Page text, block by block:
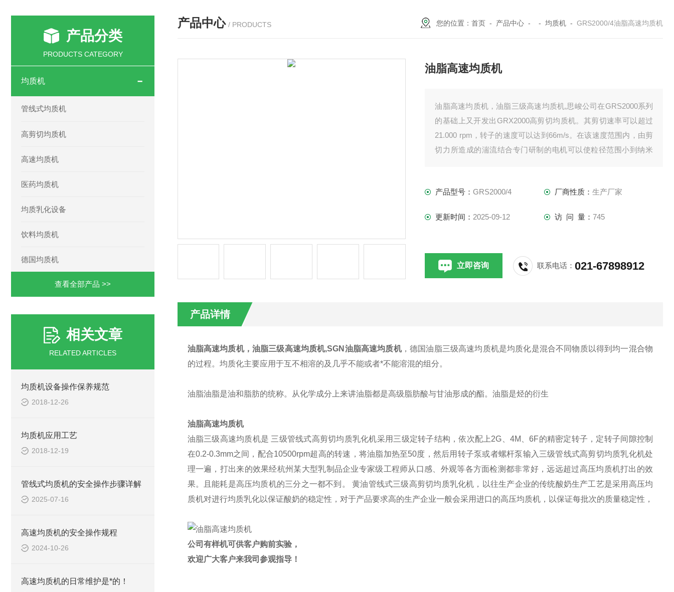
产品分类
PRODUCTS CATEGORY
均质机
管线式均质机
高剪切均质机
高速均质机
医药均质机
均质乳化设备
饮料均质机
德国均质机
查看全部产品 >>
相关文章
RELATED ARTICLES
均质机设备操作保养规范
2018-12-26
均质机应用工艺
2018-12-19
管线式均质机的安全操作步骤详解
2025-07-16
高速均质机的安全操作规程
2024-10-26
高速均质机的日常维护是*的！
产品中心 / PRODUCTS 您的位置： 首页 - 产品中心 - - 均质机 - GRS2000/4油脂高速均质机
油脂高速均质机
油脂高速均质机，油脂三级高速均质机,思峻公司在GRS2000系列
的基础上又开发出GRX2000高剪切均质机。其剪切速率可以超过
21.000 rpm，转子的速度可以达到66m/s。在该速度范围内，由剪
切力所造成的湍流结合专门研制的电机可以使粒径范围小到纳米
产品型号：GRS2000/4 厂商性质： 生产厂家
更新时间： 2025-09-12 访 问 量： 745
立即咨询 联系电话：021-67898912
产品详情
油脂高速均质机，油脂三级高速均质机,SGN油脂高速均质机，德国油脂三级高速均质机是均质化是混合不同物质以得到均一混合物
的过程。均质化主要应用于互不相溶的及几乎不能或者*不能溶混的组分。
油脂油脂是油和脂肪的统称。从化学成分上来讲油脂都是高级脂肪酸与甘油形成的酯。油脂是烃的衍生
油脂高速均质机
油脂三级高速均质机是 三级管线式高剪切均质乳化机采用三级定转子结构，依次配上2G 4M 、6F的精密定转子，定转子间隙控制
在0.2-0.3mm之间，配合10500rpm超高的转速，将油脂加热至50度，然后用转子泵或者螺杆泵输入三级管线式高剪切均质乳化机处
理一遍，打出来的效果经杭州某大型乳制品企业专家级工程师从口感、外观等各方面检测都非常好，远远超过高压均质机打出的效
果。且能耗是高压均质机的三分之一都不到。
黄油管线式三级高剪切均质乳化机，以往生产企业的传统酸奶生产工艺是采用高压均
质机对进行均质乳化以保证酸奶的稳定性，对于产品要求高的生产企业一般会采用进口的高压均质机，以保证每批次的质量稳定性，
公司有样机可供客户购前实验，
欢迎广大客户来我司参观指导！